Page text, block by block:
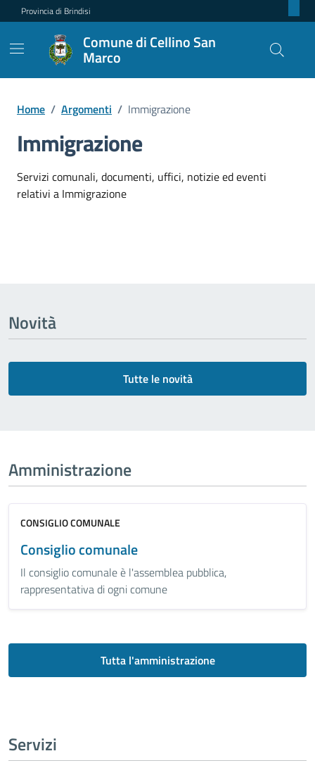
Provincia di Brindisi
Comune di Cellino San
Marco
Home / Argomenti / Immigrazione
Immigrazione
Dettagli dell'argomento
Servizi comunali, documenti, uffici, notizie ed eventi
relativi a Immigrazione
Novità
Tutte le novità
Amministrazione
CONSIGLIO COMUNALE
Consiglio comunale
Il consiglio comunale è l'assemblea pubblica,
rappresentativa di ogni comune
Tutta l'amministrazione
Servizi